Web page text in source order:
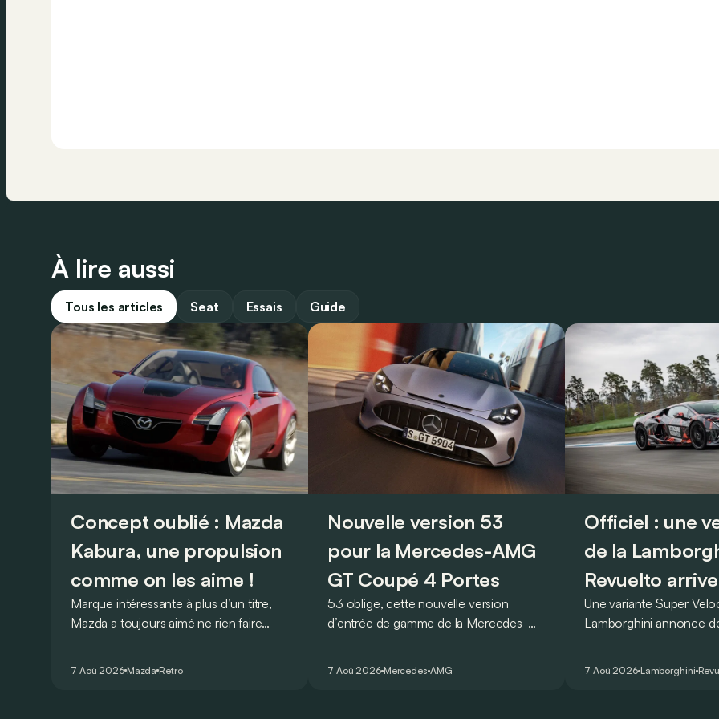
À lire aussi
Tous les articles Seat Essais Guide
Concept oublié : Mazda
Kabura, une propulsion
comme on les aime !
Marque intéressante à plus d’un titre,
Mazda a toujours aimé ne rien faire
7 Aoû 2026 Mazda Retro
Nouvelle version 53
pour la Mercedes-AMG
GT Coupé 4 Portes
53 oblige, cette nouvelle version
d’entrée de gamme de la Mercedes-
7 Aoû 2026 Mercedes AMG
Officiel : une
de la
Revuelto
Une variante Super
Lamborghini annonce
voiture de série !
7 Aoû 2026 Lamborghini